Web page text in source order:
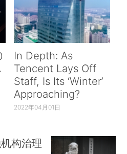
In Depth: As
Tencent Lays Off
Staff, Is Its ‘Winter’
Approaching?
2022年04月01日
构治理